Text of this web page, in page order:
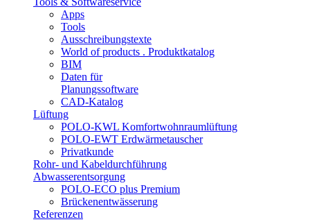
Apps
Tools
Ausschreibungstexte
World of products . Produktkatalog
BIM
Daten für
Planungssoftware
CAD-Katalog
Lüftung
POLO-KWL Komfortwohnraumlüftung
POLO-EWT Erdwärmetauscher
Privatkunde
Rohr- und Kabeldurchführung
Abwasserentsorgung
POLO-ECO plus Premium
Brückenentwässerung
Referenzen